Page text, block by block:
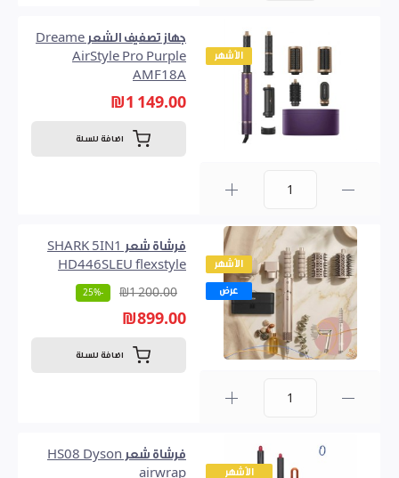
الأشهر
جهاز تصفيف الشعر Dreame
AirStyle Pro Purple
AMF18A
₪1 149.00
اضافة للسلة
الأشهر
عرض
فرشاة شعر SHARK 5IN1
HD446SLEU flexstyle
₪1 200.00
-25%
₪899.00
اضافة للسلة
الأشهر
فرشاة شعر HS08 Dyson
airwrap